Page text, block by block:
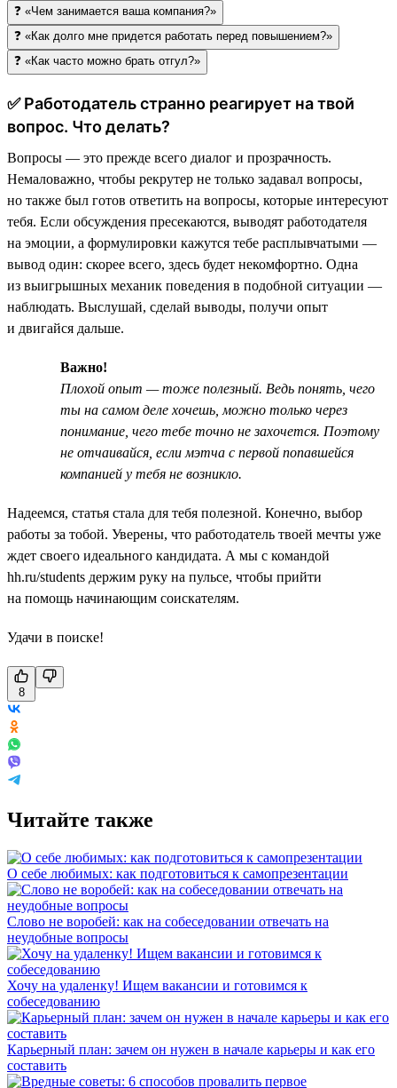
❓ «Чем занимается ваша компания?»
❓ «Как долго мне придется работать перед повышением?»
❓ «Как часто можно брать отгул?»
✅ Работодатель странно реагирует на твой
вопрос. Что делать?
Вопросы — это прежде всего диалог и прозрачность.
Немаловажно, чтобы рекрутер не только задавал вопросы,
но также был готов ответить на вопросы, которые интересуют
тебя. Если обсуждения пресекаются, выводят работодателя
на эмоции, а формулировки кажутся тебе расплывчатыми —
вывод один: скорее всего, здесь будет некомфортно. Одна
из выигрышных механик поведения в подобной ситуации —
наблюдать. Выслушай, сделай выводы, получи опыт
и двигайся дальше.
Важно!
Плохой опыт — тоже полезный. Ведь понять, чего
ты на самом деле хочешь, можно только через
понимание, чего тебе точно не захочется. Поэтому
не отчаивайся, если мэтча с первой попавшейся
компанией у тебя не возникло.
Надеемся, статья стала для тебя полезной. Конечно, выбор
работы за тобой. Уверены, что работодатель твоей мечты уже
ждет своего идеального кандидата. А мы с командой
hh.ru/students держим руку на пульсе, чтобы прийти
на помощь начинающим соискателям.
Удачи в поиске!
8
Читайте также
О себе любимых: как подготовиться к самопрезентации
Слово не воробей: как на собеседовании отвечать на
неудобные вопросы
Хочу на удаленку! Ищем вакансии и готовимся к
собеседованию
Карьерный план: зачем он нужен в начале карьеры и как его
составить